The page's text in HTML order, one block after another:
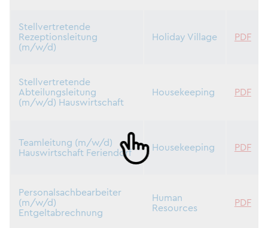
Stellvertretende
Rezeptionsleitung
(m/w/d)
Holiday Village PDF
Stellvertretende
Abteilungsleitung
(m/w/d) Hauswirtschaft
Housekeeping PDF
Teamleitung (m/w/d)
Hauswirtschaft Feriendorf
Housekeeping PDF
Personalsachbearbeiter
(m/w/d)
Entgeltabrechnung
Human
Resources
PDF